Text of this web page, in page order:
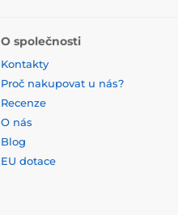
O společnosti
Kontakty
Proč nakupovat u nás?
Recenze
O nás
Blog
EU dotace